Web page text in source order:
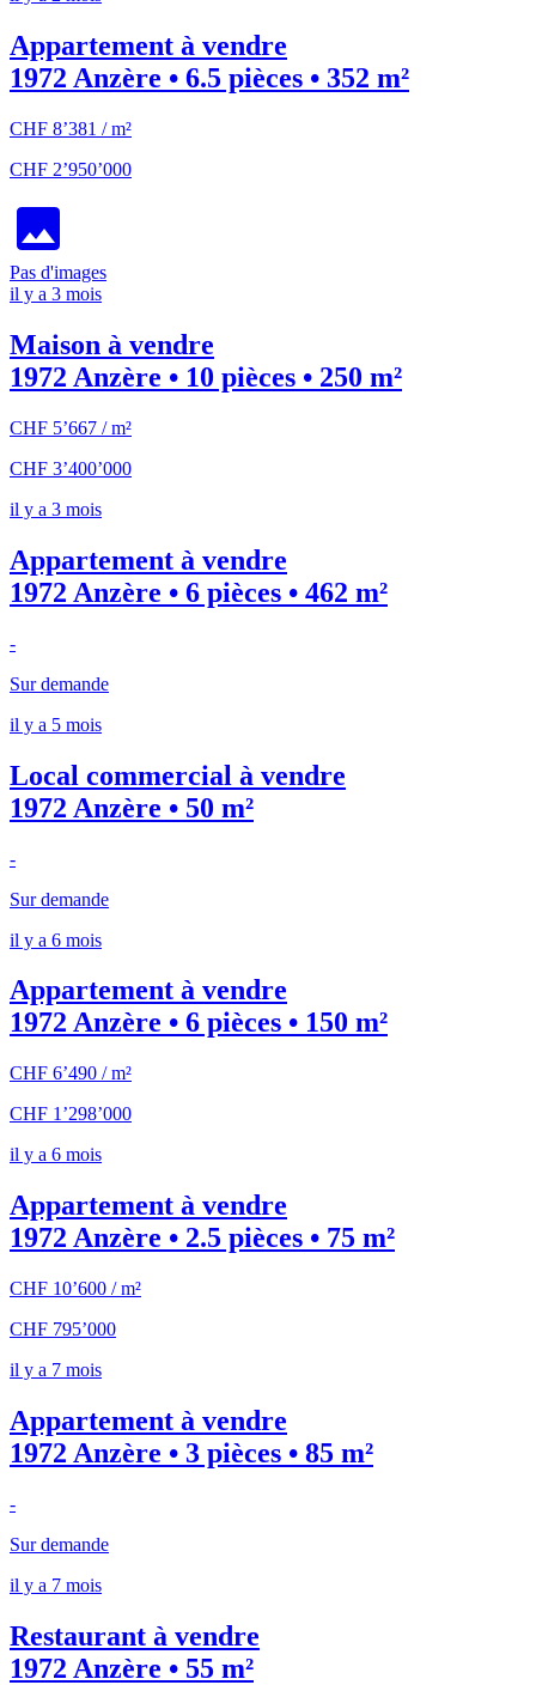
Appartement à vendre
1972 Anzère • 6.5 pièces • 352 m²
CHF 8’381 / m²
CHF 2’950’000
Pas d'images
il y a 3 mois
Maison à vendre
1972 Anzère • 10 pièces • 250 m²
CHF 5’667 / m²
CHF 3’400’000
il y a 3 mois
Appartement à vendre
1972 Anzère • 6 pièces • 462 m²
-
Sur demande
il y a 5 mois
Local commercial à vendre
1972 Anzère • 50 m²
-
Sur demande
il y a 6 mois
Appartement à vendre
1972 Anzère • 6 pièces • 150 m²
CHF 6’490 / m²
CHF 1’298’000
il y a 6 mois
Appartement à vendre
1972 Anzère • 2.5 pièces • 75 m²
CHF 10’600 / m²
CHF 795’000
il y a 7 mois
Appartement à vendre
1972 Anzère • 3 pièces • 85 m²
-
Sur demande
il y a 7 mois
Restaurant à vendre
1972 Anzère • 55 m²